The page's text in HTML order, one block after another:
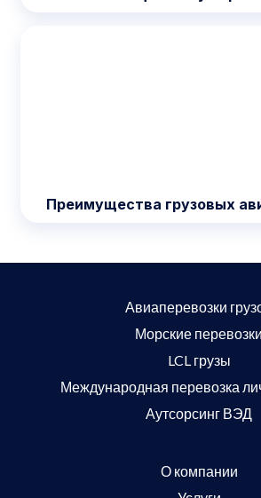
Преимущества грузовых
Авиаперевозки
Морские перевозки
LCL грузы
Международная перевозка
Аутсорсинг ВЭД
О компании